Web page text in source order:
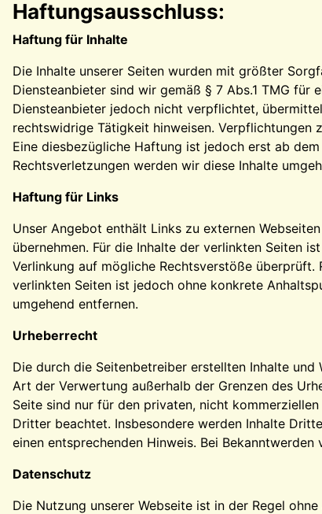
Haftungsausschluss:
Haftung für Inhalte
Die Inhalte unserer Seiten wurden mit größter
Diensteanbieter sind wir gemäß § 7 Abs.1 TMG für
Diensteanbieter jedoch nicht verpflichtet,
rechtswidrige Tätigkeit hinweisen. Verpflichtungen
Eine diesbezügliche Haftung ist jedoch erst ab
Rechtsverletzungen werden wir diese Inhalte
Haftung für Links
Unser Angebot enthält Links zu externen
übernehmen. Für die Inhalte der verlinkten Seiten
Verlinkung auf mögliche Rechtsverstöße
verlinkten Seiten ist jedoch ohne konkrete
umgehend entfernen.
Urheberrecht
Die durch die Seitenbetreiber erstellten Inhalte
Art der Verwertung außerhalb der Grenzen des
Seite sind nur für den privaten, nicht
Dritter beachtet. Insbesondere werden Inhalte
einen entsprechenden Hinweis. Bei
Datenschutz
Die Nutzung unserer Webseite ist in der Regel